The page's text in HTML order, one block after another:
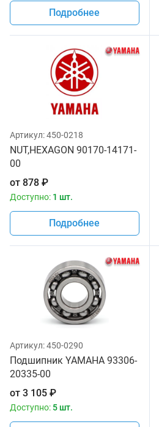
Подробнее
Артикул:450-0218
NUT,HEXAGON 90170-14171-
00
от 878 ₽
Доступно: 1 шт.
Подробнее
Артикул:450-0290
Подшипник YAMAHA 93306-
20335-00
от 3 105 ₽
Доступно: 5 шт.